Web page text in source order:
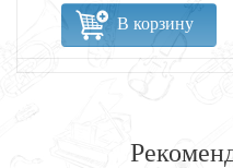
В корзину